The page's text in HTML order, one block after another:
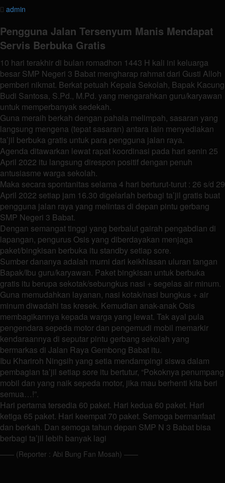
admin
Pengguna Jalan Tersenyum Manis Mendapat
Servis Berbuka Gratis
10 hari terakhir di bulan romadhon 1443 H kali ini keluarga
besar SMP Negeri 3 Babat mengharap rahmat dari Gusti Alloh
pemberi nikmat. Berkat petuah Kepala Sekolah, Bapak Kacung
Budi Santosa, S.Pd., M.Pd. yang mengarahkan guru/karyawan
untuk memperbanyak sedekah.
Guna meraih berkah dengan pahala melimpah, sasaran yang
langsung mengena (tepat sasaran) antara lain menyediakan
ta’jil berbuka gratis untuk para pengguna jalan raya.
Agenda ditawarkan lewat rapat koordinasi pada hari senin 25
April 2022 itu langsung direspon positif dengan penuh
antusiasme warga sekolah.
Maka secara spontanitas selama 4 hari berturut-turut : 26 s/d 29
April 2022 setiap jam 16.30 digelarlah berbagi ta’jil gratis buat
pengguna jalan raya yang melintas di depan pintu gerbang
SMP Negeri 3 Babat.
Dengan semangat tinggi yang berbalut gairah pengabdian di
lapangan, pengurus Osis yang diberdayakan menjaga
paket/bingkisan berbuka itu standby setiap sore.
Sumber dananya adalah murni dari keikhlasan uluran tangan
Bapak/Ibu guru/karyawan. Paket bingkisan untuk berbuka
gratis itu berupa sekotak/sebungkus nasi + segelas air minum.
Guna memudahkan layanan, nasi kotak/nasi bungkus + air
minum diwadahi tas kresek. Kemudian anak-anak Osis
membagikannya kepada warga yang lewat. Tak ayal pula
pengendara sepeda motor dan pengemudi mobil memarkir
kendaraannya di seputar pintu gerbang sekolah yang
bermarkas di Jalan Raya Gembong Babat itu.
Ibu Khariroh Ningsih yang setia mendampingi siswa dalam
pembagian ta’jil setiap sore itu bertutur, “Pokoknya penumpang
mobil dan yang naik sepeda motor, jika mau berhenti kita beri
semua…!”.
Hari pertama tersedia 60 paket. Hari kedua 60 paket. Hari
ketiga 65 paket. Hari keempat 70 paket. Semoga bermanfaat
dan berkah. Dan semoga tahun depan SMP N 3 Babat bisa
berbagi ta’jil lebih banyak lagi
—— (Reporter : Abi Bung Fan Mosah) ——